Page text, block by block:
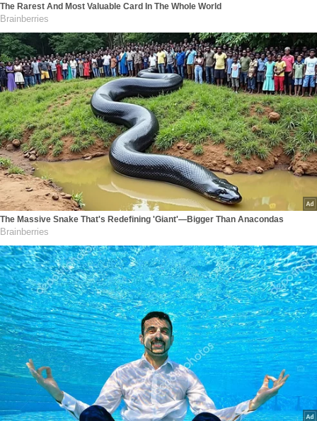
The Rarest And Most Valuable Card In The Whole World
Brainberries
The Massive Snake That's Redefining 'Giant'—Bigger Than Anacondas
Brainberries